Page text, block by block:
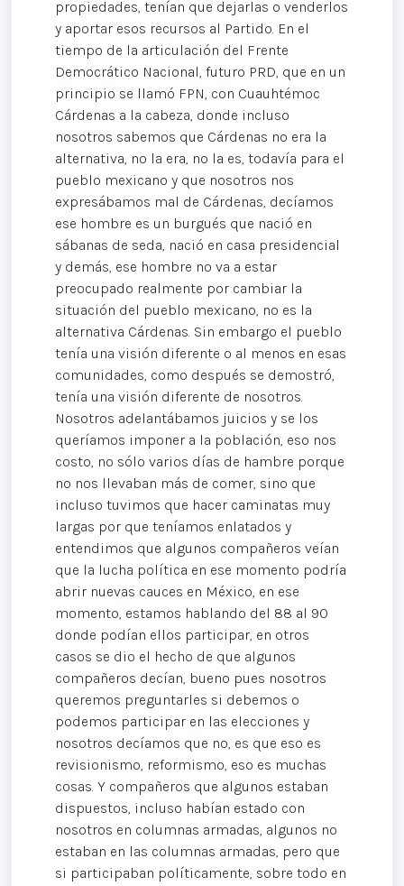
propiedades, tenían que dejarlas o venderlos
y aportar esos recursos al Partido. En el
tiempo de la articulación del Frente
Democrático Nacional, futuro PRD, que en un
principio se llamó FPN, con Cuauhtémoc
Cárdenas a la cabeza, donde incluso
nosotros sabemos que Cárdenas no era la
alternativa, no la era, no la es, todavía para el
pueblo mexicano y que nosotros nos
expresábamos mal de Cárdenas, decíamos
ese hombre es un burgués que nació en
sábanas de seda, nació en casa presidencial
y demás, ese hombre no va a estar
preocupado realmente por cambiar la
situación del pueblo mexicano, no es la
alternativa Cárdenas. Sin embargo el pueblo
tenía una visión diferente o al menos en esas
comunidades, como después se demostró,
tenía una visión diferente de nosotros.
Nosotros adelantábamos juicios y se los
queríamos imponer a la población, eso nos
costo, no sólo varios días de hambre porque
no nos llevaban más de comer, sino que
incluso tuvimos que hacer caminatas muy
largas por que teníamos enlatados y
entendimos que algunos compañeros veían
que la lucha política en ese momento podría
abrir nuevas cauces en México, en ese
momento, estamos hablando del 88 al 90
donde podían ellos participar, en otros
casos se dio el hecho de que algunos
compañeros decían, bueno pues nosotros
queremos preguntarles si debemos o
podemos participar en las elecciones y
nosotros decíamos que no, es que eso es
revisionismo, reformismo, eso es muchas
cosas. Y compañeros que algunos estaban
dispuestos, incluso habían estado con
nosotros en columnas armadas, algunos no
estaban en las columnas armadas, pero que
si participaban políticamente, sobre todo en